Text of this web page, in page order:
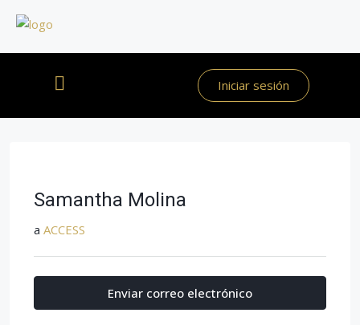
Iniciar sesión
Samantha Molina
a ACCESS
Enviar correo electrónico